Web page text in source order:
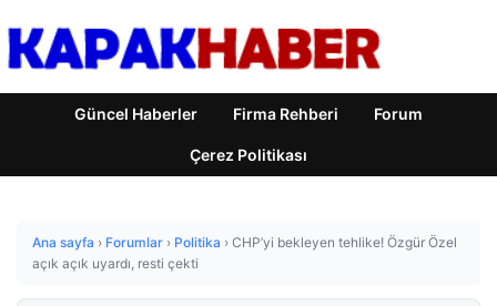
Güncel Haberler Firma Rehberi Forum
Çerez Politikası
Ana sayfa › Forumlar › Politika › CHP’yi bekleyen tehlike! Özgür Özel
açık açık uyardı, resti çekti